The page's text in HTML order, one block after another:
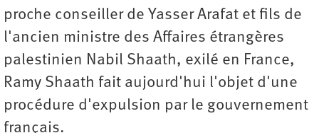
proche conseiller de Yasser Arafat et fils de
l'ancien ministre des Affaires étrangères
palestinien Nabil Shaath, exilé en France,
Ramy Shaath fait aujourd'hui l'objet d'une
procédure d'expulsion par le gouvernement
français.